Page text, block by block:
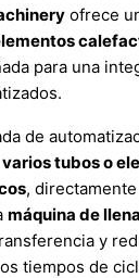
ofrece
para una
de
tubos o
,
máquina de
y
tiempos de